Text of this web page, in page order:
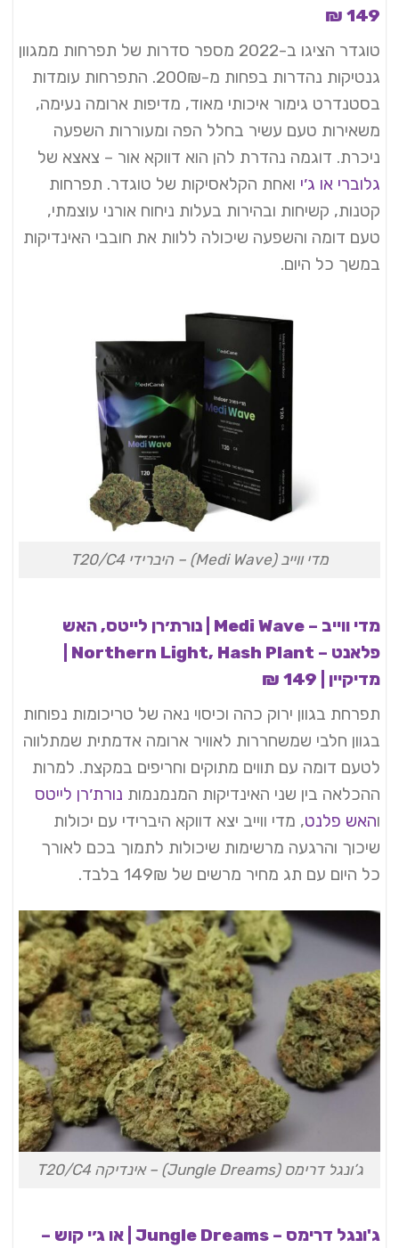
149 ₪
טוגדר הציגו ב-2022 מספר סדרות של תפרחות ממגוון
גנטיקות נהדרות בפחות מ-200₪. התפרחות עומדות
בסטנדרט גימור איכותי מאוד, מדיפות ארומה נעימה,
משאירות טעם עשיר בחלל הפה ומעוררות השפעה
ניכרת. דוגמה נהדרת להן הוא דווקא אור – צאצא של
גלוברי או ג׳י ואחת הקלאסיקות של טוגדר. תפרחות
קטנות, קשיחות ובהירות בעלות ניחוח אורני עוצמתי,
טעם דומה והשפעה שיכולה ללוות את חובבי האינדיקות
במשך כל היום.
מדי ווייב (Medi Wave) – היברידי T20/C4
מדי ווייב – Medi Wave | נורת׳רן לייטס, האש
מדיקיין | 149 ₪
תפרחת בגוון ירוק כהה וכיסוי נאה של טריכומות נפוחות
בגוון חלבי שמשחררות לאוויר ארומה אדמתית שמתלווה
לטעם דומה עם תווים מתוקים וחריפים במקצת. למרות
ההכלאה בין שני האינדיקות המנמנמות נורת׳רן לייטס
והאש פלנט, מדי ווייב יצא דווקא היברידי עם יכולות
שיכוך והרגעה מרשימות שיכולות לתמוך בכם לאורך
כל היום עם תג מחיר מרשים של 149₪ בלבד.
ג’ונגל דרימס (Jungle Dreams) – אינדיקה T20/C4
ג'ונגל דרימס – Jungle Dreams | או ג׳י קוש –